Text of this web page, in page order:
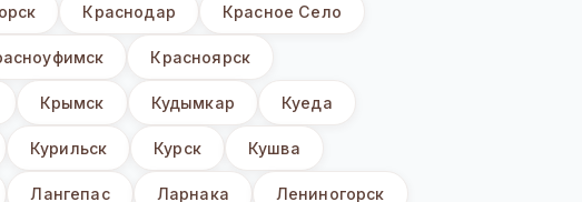
Краснодар Красное Село
Красноярск
Крымск Кудымкар Куеда
Курильск Курск Кушва
Лангепас Ларнака Лениногорск